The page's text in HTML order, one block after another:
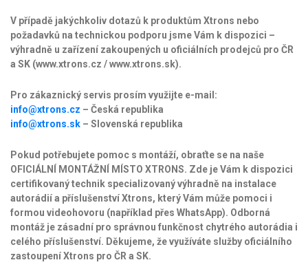
V případě jakýchkoliv dotazů k produktům Xtrons nebo
požadavků na technickou podporu jsme Vám k dispozici –
výhradně u zařízení zakoupených u oficiálních prodejců pro ČR
a SK (www.xtrons.cz / www.xtrons.sk).
Pro zákaznický servis prosím využijte e-mail:
info@xtrons.cz – Česká republika
info@xtrons.sk – Slovenská republika
Pokud potřebujete pomoc s montáží, obraťte se na naše
OFICIÁLNÍ MONTÁŽNÍ MÍSTO XTRONS. Zde je Vám k dispozici
certifikovaný technik specializovaný výhradně na instalace
autorádií a příslušenství Xtrons, který Vám může pomoci i
formou videohovoru (například přes WhatsApp). Odborná
montáž je zásadní pro správnou funkčnost chytrého autorádia i
celého příslušenství. Děkujeme, že využíváte služby oficiálního
zastoupení Xtrons pro ČR a SK.